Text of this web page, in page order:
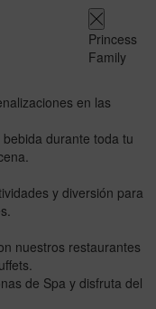
Princess
Family
en las
durante toda tu
y diversión para
nuestros restaurantes
de Spa y disfruta del